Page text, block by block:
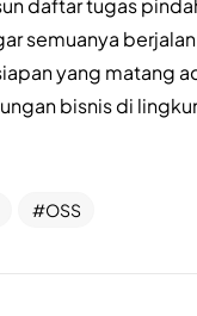
semuanya
yang matang
bisnis di
OSS